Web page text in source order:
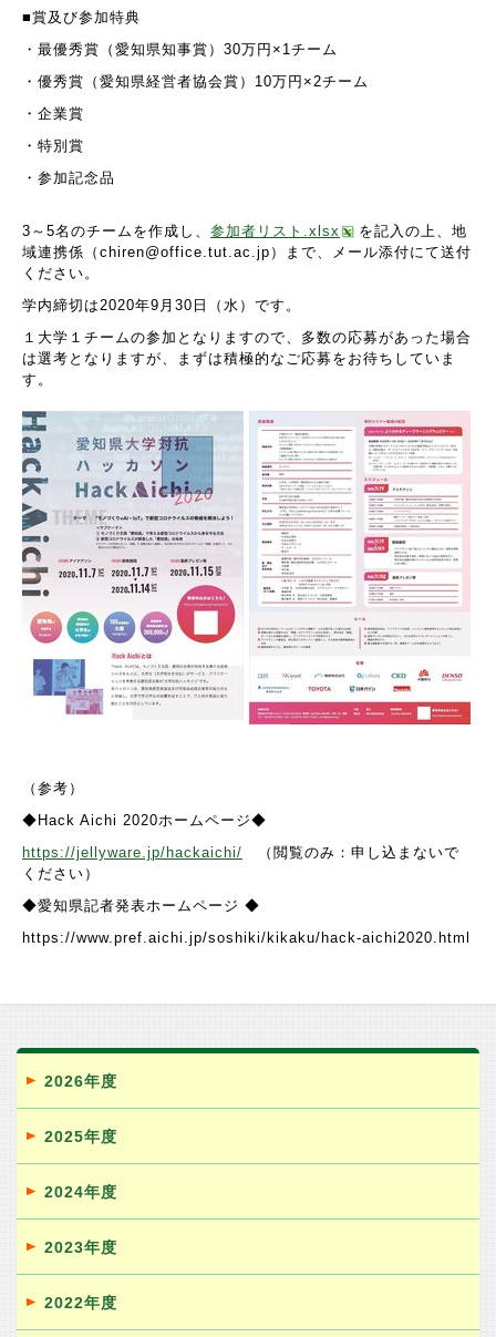
■賞及び参加特典
・最優秀賞（愛知県知事賞） 30万円× 1チーム
・優秀賞（愛知県経営者協会賞） 10万円×2チーム
・企業賞
・特別賞
・参加記念品
3 ～ 5名のチームを作成し、 参加者リスト.xlsx
を記入の上、地
域連携係（chiren@office.tut.ac.jp）まで、メール添付にて送付
ください。
学内締切は2020年9 月 30 日（水）です。
１大学１チームの参加となりますので、多数の応募があった場合
は選考となりますが、まずは積極的なご応募をお待ちしていま
す。
（参考）
◆ Hack Aichi 2020ホームページ◆
https://jellyware.jp/hackaichi/ （閲覧のみ：申し込まないで
ください）
◆愛知県記者発表ホームページ ◆
https://www.pref.aichi.jp/soshiki/kikaku/hack-aichi2020.html
2026年度
2025年度
2024年度
2023年度
2022年度